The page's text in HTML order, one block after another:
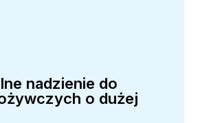
nadzienie do
o dużej